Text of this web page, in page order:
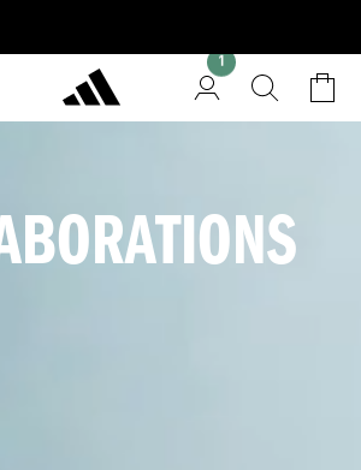
1